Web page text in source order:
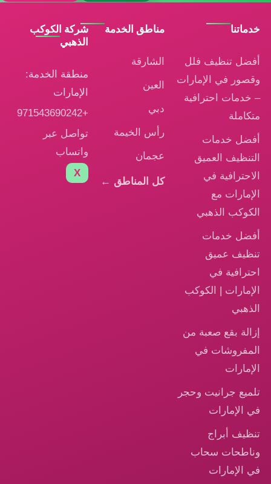
خدماتنا
أفضل تنظيف فلل
وقصور في الإمارات
– خدمات احترافية
متكاملة
أفضل خدمات
التنظيف العميق
الاحترافية في
الإمارات مع
الكوكب الذهبي
أفضل خدمات
تنظيف عميق
احترافية في
الإمارات | الكوكب
الذهبي
إزالة بقع صعبة من
المفروشات في
الإمارات
تلميع جرانيت وحجر
في الإمارات
تنظيف أبراج
وناطحات سحاب
في الإمارات
مناطق الخدمة
الشارقة
العين
دبي
رأس الخيمة
عجمان
كل المناطق ←
شركة الكوكب
الذهبي
منطقة الخدمة:
الإمارات
+971543690242
تواصل عبر
واتساب
X